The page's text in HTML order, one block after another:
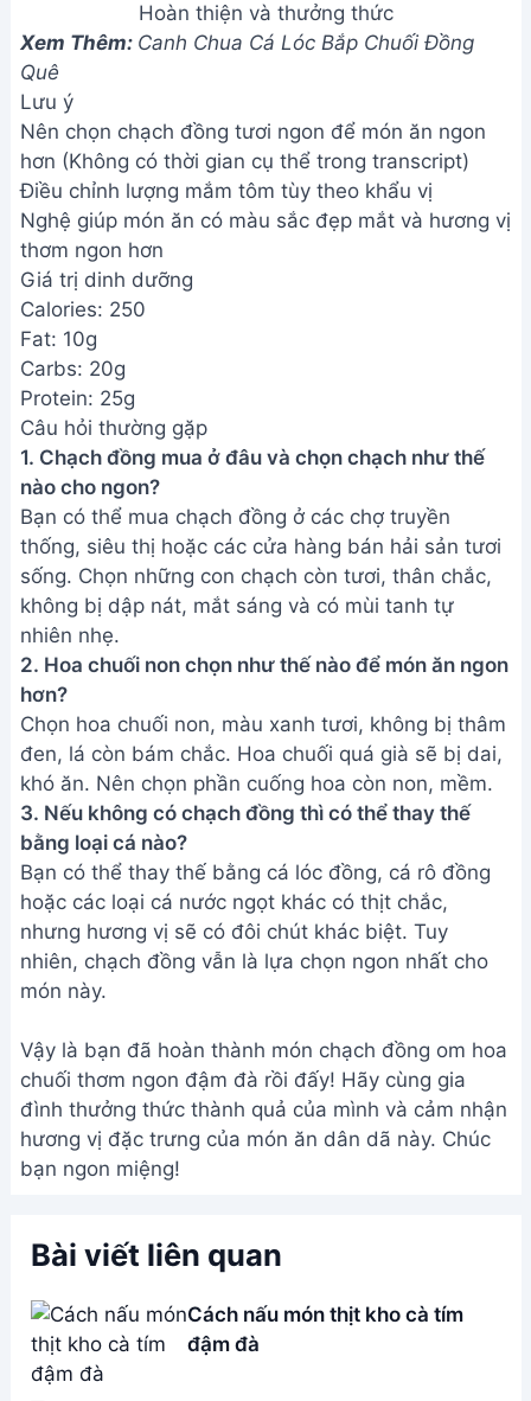
Hoàn thiện và thưởng thức
Xem Thêm: Canh Chua Cá Lóc Bắp Chuối Đồng
Quê
Lưu ý
Nên chọn chạch đồng tươi ngon để món ăn ngon
hơn (Không có thời gian cụ thể trong transcript)
Điều chỉnh lượng mắm tôm tùy theo khẩu vị
Nghệ giúp món ăn có màu sắc đẹp mắt và hương vị
thơm ngon hơn
Giá trị dinh dưỡng
Calories: 250
Fat: 10g
Carbs: 20g
Protein: 25g
Câu hỏi thường gặp
1. Chạch đồng mua ở đâu và chọn chạch như thế
nào cho ngon?
Bạn có thể mua chạch đồng ở các chợ truyền
thống, siêu thị hoặc các cửa hàng bán hải sản tươi
sống. Chọn những con chạch còn tươi, thân chắc,
không bị dập nát, mắt sáng và có mùi tanh tự
nhiên nhẹ.
2. Hoa chuối non chọn như thế nào để món ăn ngon
hơn?
Chọn hoa chuối non, màu xanh tươi, không bị thâm
đen, lá còn bám chắc. Hoa chuối quá già sẽ bị dai,
khó ăn. Nên chọn phần cuống hoa còn non, mềm.
3. Nếu không có chạch đồng thì có thể thay thế
bằng loại cá nào?
Bạn có thể thay thế bằng cá lóc đồng, cá rô đồng
hoặc các loại cá nước ngọt khác có thịt chắc,
nhưng hương vị sẽ có đôi chút khác biệt. Tuy
nhiên, chạch đồng vẫn là lựa chọn ngon nhất cho
món này.
Vậy là bạn đã hoàn thành món chạch đồng om hoa
chuối thơm ngon đậm đà rồi đấy! Hãy cùng gia
đình thưởng thức thành quả của mình và cảm nhận
hương vị đặc trưng của món ăn dân dã này. Chúc
bạn ngon miệng!
Bài viết liên quan
Cách nấu món thịt kho cà tím
đậm đà